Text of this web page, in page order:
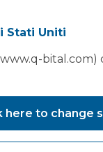
'Ridurre
mobile e
paper-
Stati Uniti
bital.com)
here to change